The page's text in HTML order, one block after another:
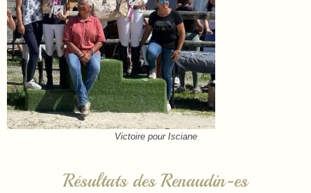
Victoire pour Isciane
Résultats des Renaudin-es